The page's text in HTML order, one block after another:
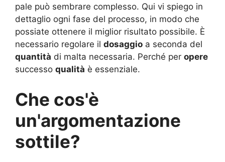
pale può sembrare complesso. Qui vi spiego in
dettaglio ogni fase del processo, in modo che
possiate ottenere il miglior risultato possibile. È
necessario regolare il dosaggio a seconda del
quantità di malta necessaria. Perché per opere
successo qualità è essenziale.
Che cos'è
un'argomentazione
sottile?